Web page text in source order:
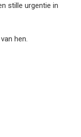
stille urgentie in
hen.